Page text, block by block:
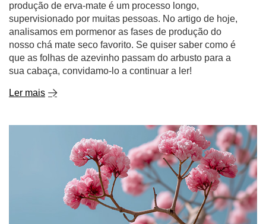
produção de erva-mate é um processo longo,
supervisionado por muitas pessoas. No artigo de hoje,
analisamos em pormenor as fases de produção do
nosso chá mate seco favorito. Se quiser saber como é
que as folhas de azevinho passam do arbusto para a
sua cabaça, convidamo-lo a continuar a ler!
Ler mais